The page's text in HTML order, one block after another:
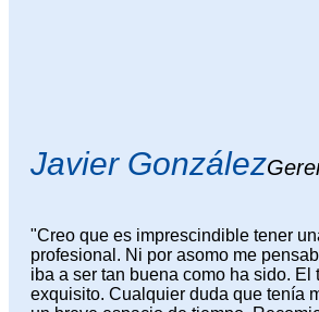
Javier González
"Creo que es imprescindible tener
profesional. Ni por asomo me
iba a ser tan buena como ha sido. El
exquisito. Cualquier duda que tenía